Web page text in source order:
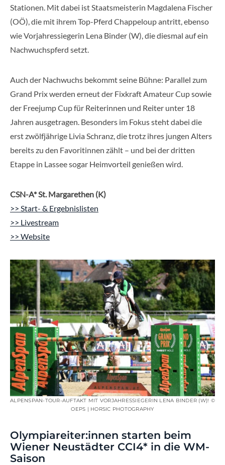
Stationen. Mit dabei ist Staatsmeisterin Magdalena Fischer
(OÖ), die mit ihrem Top-Pferd Chappeloup antritt, ebenso
wie Vorjahressiegerin Lena Binder (W), die diesmal auf ein
Nachwuchspferd setzt.
Auch der Nachwuchs bekommt seine Bühne: Parallel zum
Grand Prix werden erneut der Fixkraft Amateur Cup sowie
der Freejump Cup für Reiterinnen und Reiter unter 18
Jahren ausgetragen. Besonders im Fokus steht dabei die
erst zwölfjährige Livia Schranz, die trotz ihres jungen Alters
bereits zu den Favoritinnen zählt – und bei der dritten
Etappe in Lassee sogar Heimvorteil genießen wird.
CSN-A* St. Margarethen (K)
>> Start- & Ergebnislisten
>> Livestream
>> Website
ALPENSPAN-TOUR-AUFTAKT MIT VORJAHRESSIEGERIN LENA BINDER (W)! ©
OEPS | HORSIC PHOTOGRAPHY
Olympiareiter:innen starten beim
Wiener Neustädter CCI4* in die WM-
Saison